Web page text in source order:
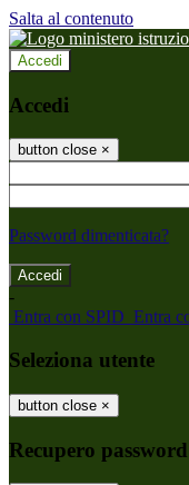
Salta al contenuto
Accedi
Accedi
button close ×
Password dimenticata?
-
Entra con SPID Entra
Seleziona utente
button close ×
Recupero password